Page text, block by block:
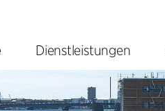
Dienstleistungen